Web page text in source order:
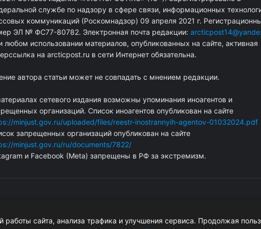
службе по надзору в сфере связи, информационных
коммуникаций (Роскомнадзор) 09 апреля 2021 г.
ЭЛ № ФС77-80782. Электронная почта редакции:
любом использовании материалов, опубликованных на сайте, активная
на arcticpost.ru в сети Интернет обязательна.
автора статьи может не совпадать с мнением редакции.
сетевого издания возможны упоминания иноагентов и
организаций. Список иноагентов опубликован на сайте
minjust.gov.ru/uploaded/files/reestr-inostrannyih-agentov-01032024.pdf
запрещенных организаций опубликован на сайте
minjust.gov.ru/ru/documents/7822/
и Facebook (Metа) запрещены в РФ за экстремизм.
об авторских правах.
сайта, анализа трафика и улучшения сервиса. Продолжая